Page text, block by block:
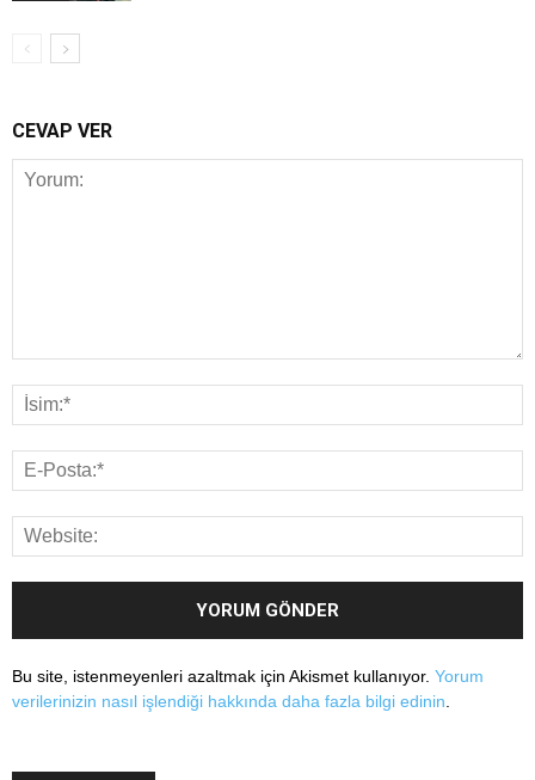
CEVAP VER
Bu site, istenmeyenleri azaltmak için Akismet kullanıyor. Yorum
verilerinizin nasıl işlendiği hakkında daha fazla bilgi edinin